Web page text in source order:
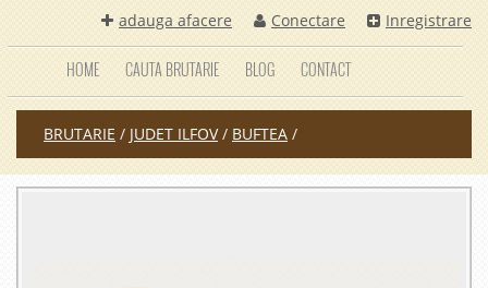
adauga afacere Conectare Inregistrare
HOME CAUTA BRUTARIE BLOG CONTACT
BRUTARIE / JUDET ILFOV/ BUFTEA /